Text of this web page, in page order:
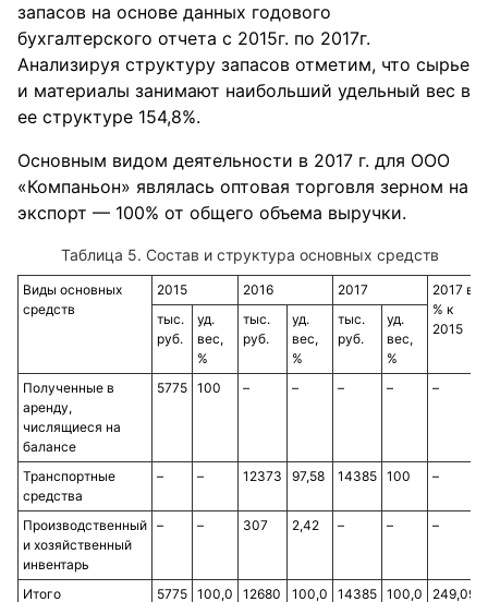
запасов на основе данных годового
бухгалтерского отчета с 2015г. по 2017г.
Анализируя структуру запасов отметим, что сырье
и материалы занимают наибольший удельный вес в
ее структуре 154,8%.
Основным видом деятельности в 2017 г. для ООО
«Компаньон» являлась оптовая торговля зерном на
экспорт — 100% от общего объема выручки.
Таблица 5. Состав и структура основных средств
Виды основных
средств
2015 2016 2017
2017 в
% к
2015
тыс.
руб.
уд.
вес,
%
тыс.
руб.
уд.
вес,
%
тыс.
руб.
уд.
вес,
%
Полученные в
аренду,
числящиеся на
балансе
5775 100 – – – – –
Транспортные
средства
– – 12373 97,58 14385 100 –
Производственный
и хозяйственный
инвентарь
– – 307 2,42 – – –
Итого 5775 100,0 12680 100,0 14385 100,0 249,09